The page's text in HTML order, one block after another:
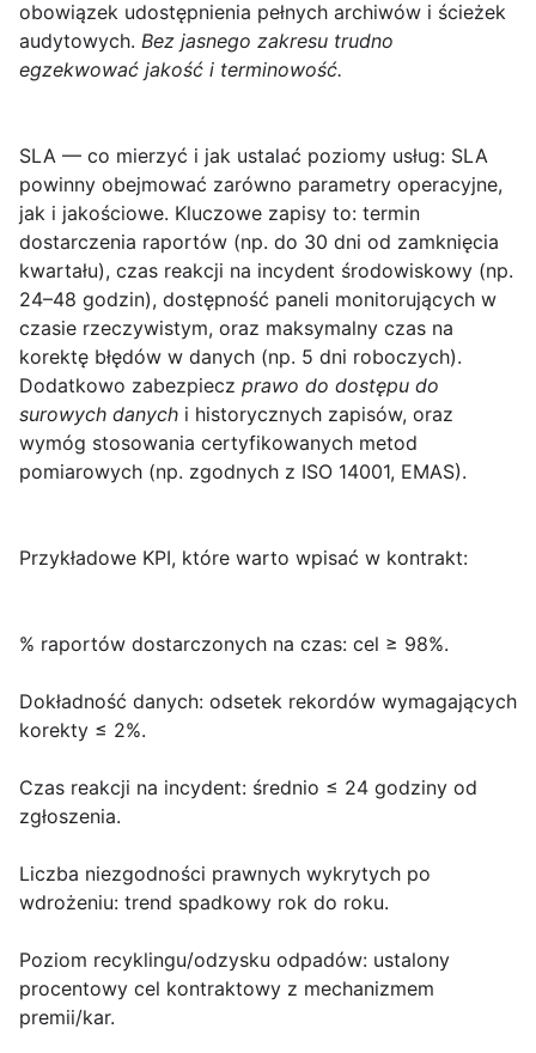
obowiązek udostępnienia pełnych archiwów i ścieżek
audytowych. Bez jasnego zakresu trudno
egzekwować jakość i terminowość.
SLA — co mierzyć i jak ustalać poziomy usług: SLA
powinny obejmować zarówno parametry operacyjne,
jak i jakościowe. Kluczowe zapisy to: termin
dostarczenia raportów (np. do 30 dni od zamknięcia
kwartału), czas reakcji na incydent środowiskowy (np.
24–48 godzin), dostępność paneli monitorujących w
czasie rzeczywistym, oraz maksymalny czas na
korektę błędów w danych (np. 5 dni roboczych).
Dodatkowo zabezpiecz prawo do dostępu do
surowych danych i historycznych zapisów, oraz
wymóg stosowania certyfikowanych metod
pomiarowych (np. zgodnych z ISO 14001, EMAS).
Przykładowe KPI, które warto wpisać w kontrakt:
% raportów dostarczonych na czas: cel ≥ 98%.
Dokładność danych: odsetek rekordów wymagających
korekty ≤ 2%.
Czas reakcji na incydent: średnio ≤ 24 godziny od
zgłoszenia.
Liczba niezgodności prawnych wykrytych po
wdrożeniu: trend spadkowy rok do roku.
Poziom recyklingu/odzysku odpadów: ustalony
procentowy cel kontraktowy z mechanizmem
premii/kar.